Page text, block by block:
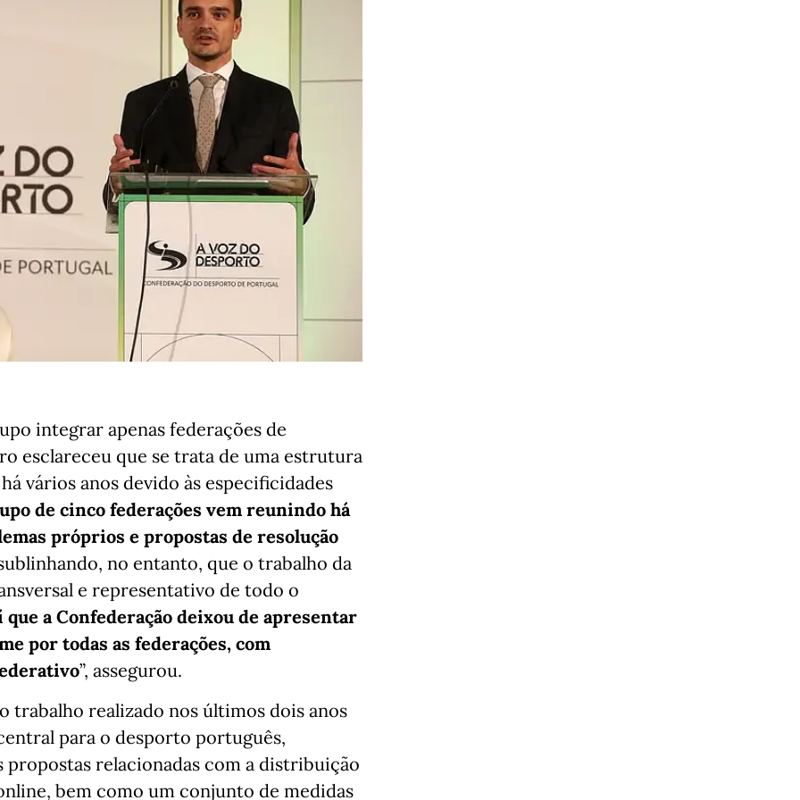
integrar apenas federações de
esclareceu que se trata de uma estrutura
vários anos devido às especificidades
de cinco federações vem reunindo há
próprios e propostas de resolução
no entanto, que o trabalho da
e representativo de todo o
que a Confederação deixou de apresentar
por todas as federações, com
”, assegurou.
trabalho realizado nos últimos dois anos
para o desporto português,
relacionadas com a distribuição
bem como um conjunto de medidas